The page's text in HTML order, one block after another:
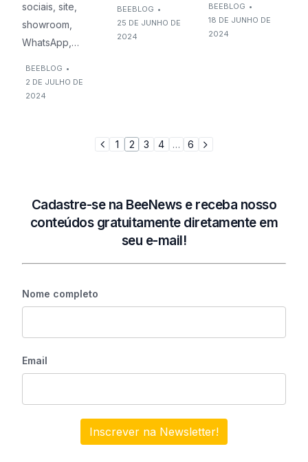
sociais, site,
showroom,
WhatsApp,…
BEEBLOG •
2 DE JULHO DE
2024
BEEBLOG •
25 DE JUNHO DE
2024
BEEBLOG •
18 DE JUNHO DE
2024
1 2 3 4 … 6
Cadastre-se na BeeNews e receba nosso
conteúdos gratuitamente diretamente em
seu e-mail!
Nome completo
Email
Inscrever na Newsletter!